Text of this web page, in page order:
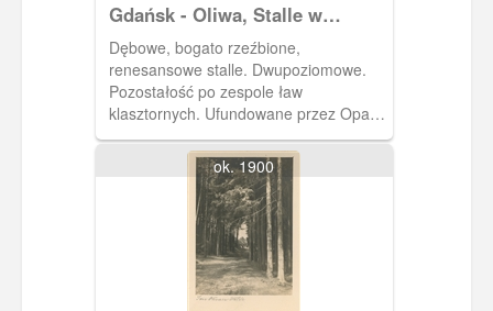
Gdańsk - Oliwa, Stalle w
prezbiterium Archikatedry
Oliwskiej
Dębowe, bogato rzeźbione,
renesansowe stalle. Dwupoziomowe.
Pozostałość po zespole ław
klasztornych. Ufundowane przez Opata
Dawida Konarskiego. Znajdują się w
prezbiterium Archikatedry św. Trójcy w
ok. 1900